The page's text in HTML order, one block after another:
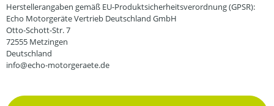
Herstellerangaben gemäß EU-Produktsicherheitsverordnung (GPSR):
Echo Motorgeräte Vertrieb Deutschland GmbH
Otto-Schott-Str. 7
72555 Metzingen
Deutschland
info@echo-motorgeraete.de